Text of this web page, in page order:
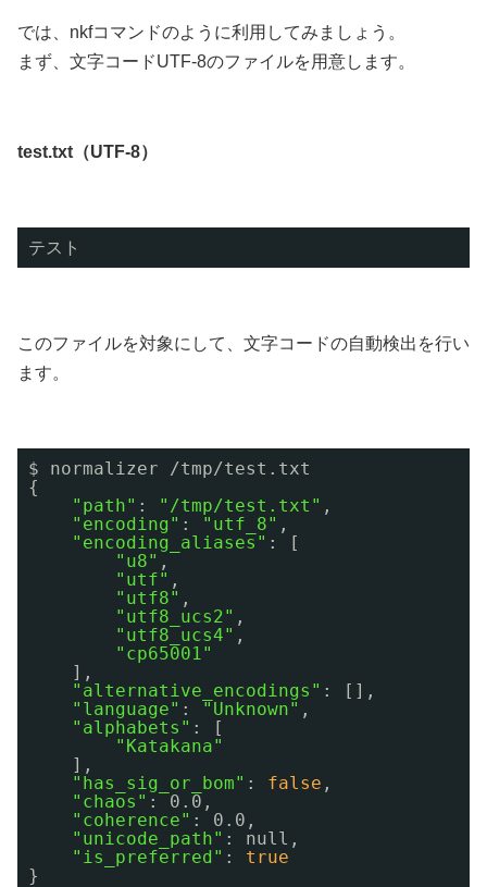
では、nkfコマンドのように利用してみましょう。
まず、文字コードUTF-8のファイルを用意します。
test.txt（UTF-8）
テスト
このファイルを対象にして、文字コードの自動検出を行い
ます。
$ normalizer /tmp/test .txt
{
"path" : "/tmp/test.txt" ,
"encoding" : "utf_8" ,
"encoding_aliases" : [
"u8" ,
"utf" ,
"utf8" ,
"utf8_ucs2" ,
"utf8_ucs4" ,
"cp65001"
],
"alternative_encodings" : [],
"language" : "Unknown" ,
"alphabets" : [
"Katakana"
],
"has_sig_or_bom" : false ,
"chaos" : 0.0,
"coherence" : 0.0,
"unicode_path" : null,
"is_preferred" : true
}